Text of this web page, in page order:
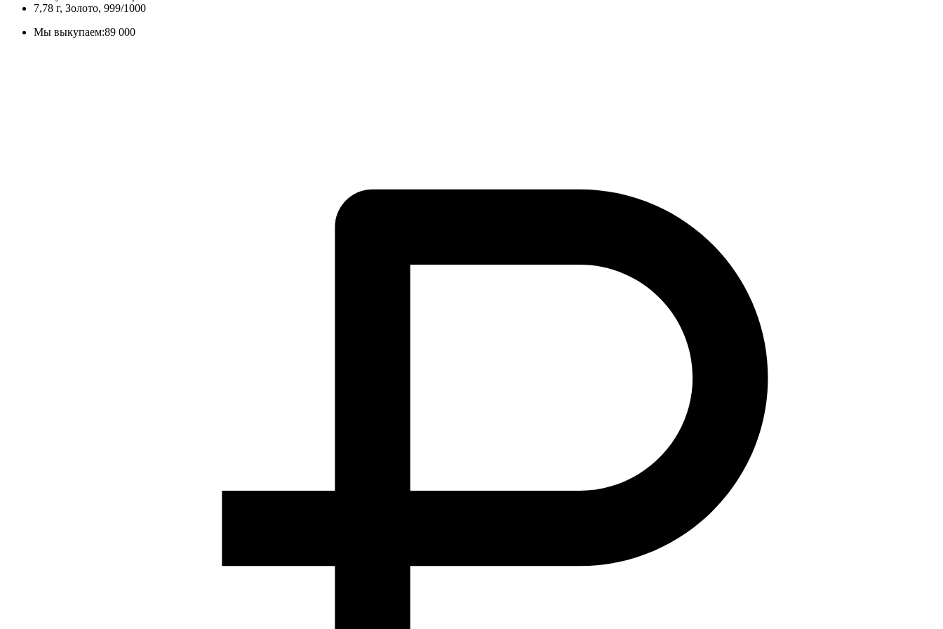
7,78 г, Золото, 999/1000
Мы выкупаем:89 000